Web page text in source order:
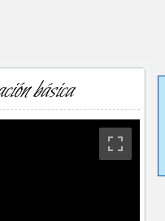
básica